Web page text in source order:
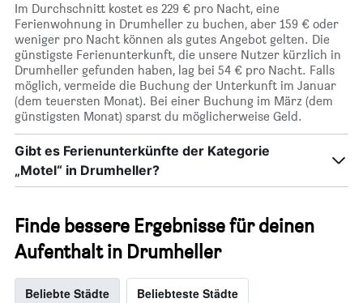
Im Durchschnitt kostet es 229 € pro Nacht, eine
Ferienwohnung in Drumheller zu buchen, aber 159 € oder
weniger pro Nacht können als gutes Angebot gelten. Die
günstigste Ferienunterkunft, die unsere Nutzer kürzlich in
Drumheller gefunden haben, lag bei 54 € pro Nacht. Falls
möglich, vermeide die Buchung der Unterkunft im Januar
(dem teuersten Monat). Bei einer Buchung im März (dem
günstigsten Monat) sparst du möglicherweise Geld.
Gibt es Ferienunterkünfte der Kategorie
„Motel“ in Drumheller?
Finde bessere Ergebnisse für deinen
Aufenthalt in Drumheller
Beliebte Städte Beliebteste Städte